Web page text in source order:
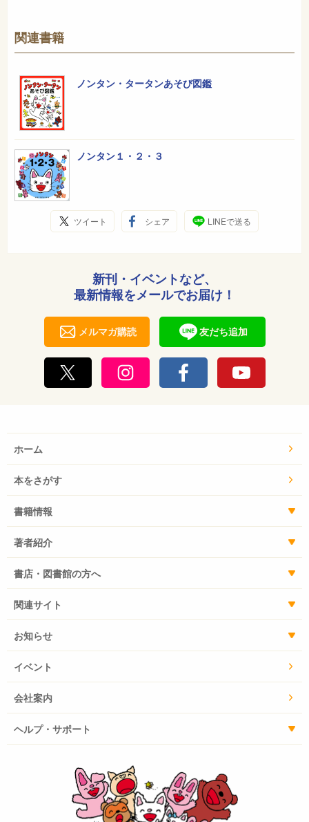
関連書籍
ノンタン・タータンあそび図鑑
ノンタン１・２・３
ツイート シェア LINEで送る
新刊・イベントなど、
最新情報をメールでお届け！
メルマガ購読 友だち追加
ホーム
本をさがす
書籍情報
著者紹介
書店・図書館の方へ
関連サイト
お知らせ
イベント
会社案内
ヘルプ・サポート